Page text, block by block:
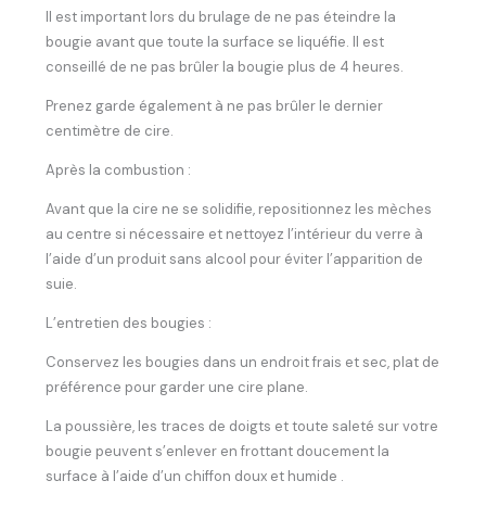
Il est important lors du brulage de ne pas éteindre la
bougie avant que toute la surface se liquéfie. Il est
conseillé de ne pas brûler la bougie plus de 4 heures.
Prenez garde également à ne pas brûler le dernier
centimètre de cire.
Après la combustion :
Avant que la cire ne se solidifie, repositionnez les mèches
au centre si nécessaire et nettoyez l’intérieur du verre à
l’aide d’un produit sans alcool pour éviter l’apparition de
suie.
L’entretien des bougies :
Conservez les bougies dans un endroit frais et sec, plat de
préférence pour garder une cire plane.
La poussière, les traces de doigts et toute saleté sur votre
bougie peuvent s’enlever en frottant doucement la
surface à l’aide d’un chiffon doux et humide .